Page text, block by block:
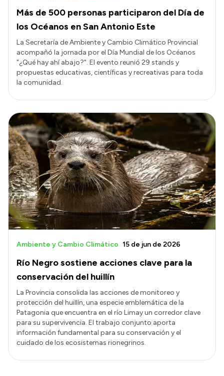
Más de 500 personas participaron del Día de
los Océanos en San Antonio Este
La Secretaría de Ambiente y Cambio Climático Provincial
acompañó la jornada por el Día Mundial de los Océanos
"¿Qué hay ahí abajo?". El evento reunió 29 stands y
propuestas educativas, científicas y recreativas para toda
la comunidad.
Río Negro sostiene acciones clave para la
conservación del huillín
Ambiente y Cambio Climático 15 de jun de 2026
La Provincia consolida las acciones de monitoreo y
protección del huillín, una especie emblemática de la
Patagonia que encuentra en el río Limay un corredor clave
para su supervivencia. El trabajo conjunto aporta
información fundamental para su conservación y el
cuidado de los ecosistemas rionegrinos.